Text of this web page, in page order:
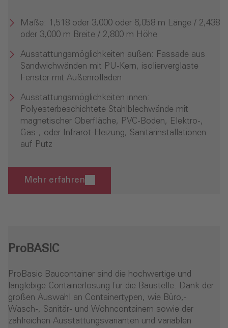
Maße: 1,518 oder 3,000 oder 6,058 m Länge / 2,438
oder 3,000 m Breite / 2,800 m Höhe
Ausstattungsmöglichkeiten außen: Fassade aus
Sandwichwänden mit PU-Kern, isolierverglaste
Fenster mit Außenrolladen
Ausstattungsmöglichkeiten innen:
Polyesterbeschichtete Stahlblechwände mit
magnetischer Oberfläche, PVC-Boden, Elektro-,
Gas-, oder Infrarot-Heizung, Sanitärinstallationen
auf Putz
Mehr erfahren
- ProEco
ProBASIC
ProBasic Baucontainer sind die hochwertige und
langlebige Containerlösung für die Baustelle. Dank der
großen Auswahl an Containertypen, wie Büro,-
Wasch-, Sanitär- und Wohncontainern sowie der
zahlreichen Ausstattungsvarianten und variablen